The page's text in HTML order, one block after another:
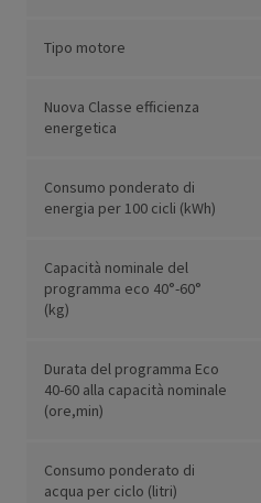
Tipo motore
Nuova Classe efficienza
energetica
Consumo ponderato di
energia per 100 cicli (kWh)
Capacità nominale del
programma eco 40°-60°
(kg)
Durata del programma Eco
40-60 alla capacità nominale
(ore,min)
Consumo ponderato di
acqua per ciclo (litri)